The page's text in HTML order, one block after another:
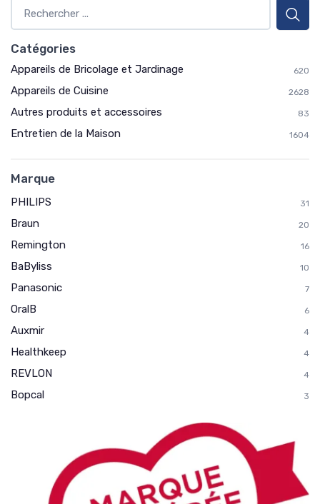
Catégories
Appareils de Bricolage et Jardinage 620
Appareils de Cuisine 2628
Autres produits et accessoires 83
Entretien de la Maison 1604
Marque
PHILIPS 31
Braun 20
Remington 16
BaByliss 10
Panasonic 7
OralB 6
Auxmir 4
Healthkeep 4
REVLON 4
Bopcal 3